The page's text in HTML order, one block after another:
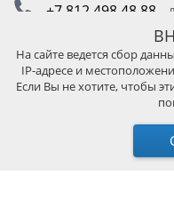
+7 812 498 48 88 -
-
Москва,
-
8 800 511 13 36-
На сайте ведется сбор
IP-адресе и
Если Вы не хотите, чтобы